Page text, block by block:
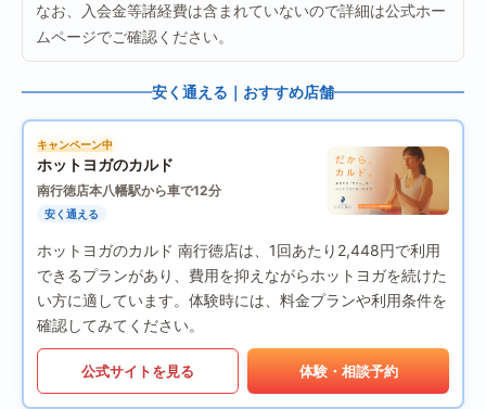
なお、入会金等諸経費は含まれていないので詳細は公式ホー
ムページでご確認ください。
安く通える｜おすすめ店舗
キャンペーン中
ホットヨガのカルド
南行徳店本八幡駅から車で12分
安く通える
ホットヨガのカルド 南行徳店は、1回あたり2,448円で利用
できるプランがあり、費用を抑えながらホットヨガを続けた
い方に適しています。体験時には、料金プランや利用条件を
確認してみてください。
公式サイトを見る 体験・相談予約